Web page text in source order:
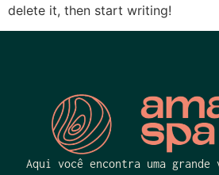
delete it, then start writing!
Aqui você encontra uma grande